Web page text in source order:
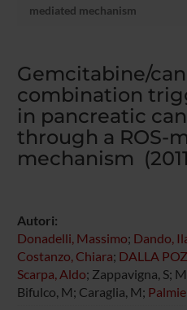
mediated mechanism
Gemcitabine/
combination
in pancreatic
through a ROS-
mechanism
Autori:
Donadelli, Massimo; Dando,
Costanzo, Chiara; DALLA
Scarpa, Aldo; Zappavigna, S;
Bifulco, M; Caraglia, M;